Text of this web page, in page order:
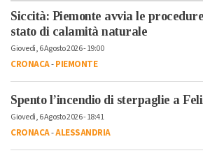
Siccità: Piemonte avvia le
stato di calamità naturale
Giovedì, 6 Agosto 2026 - 19:00
CRONACA-PIEMONTE
Spento l’incendio di sterpaglie a
Giovedì, 6 Agosto 2026 - 18:41
CRONACA-ALESSANDRIA